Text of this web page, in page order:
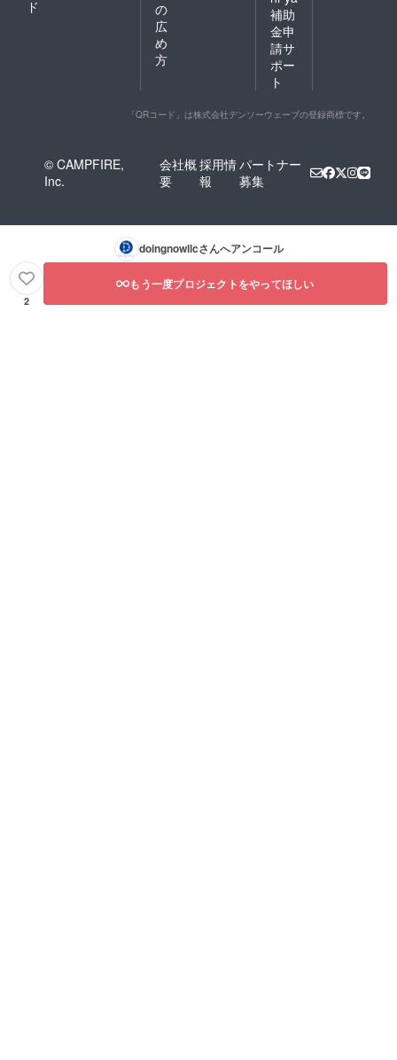
ド
の
広
め
方
補助
金申
請サ
ポー
ト
「QRコード」は株式会社デンソーウェーブの登録商標です。
© CAMPFIRE,
Inc.
会社概
要
採用情
報
パートナー
募集
doingnowllcさんへアンコール
2
もう一度プロジェクトをやってほしい